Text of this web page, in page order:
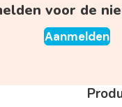
voor de
Aanmelden